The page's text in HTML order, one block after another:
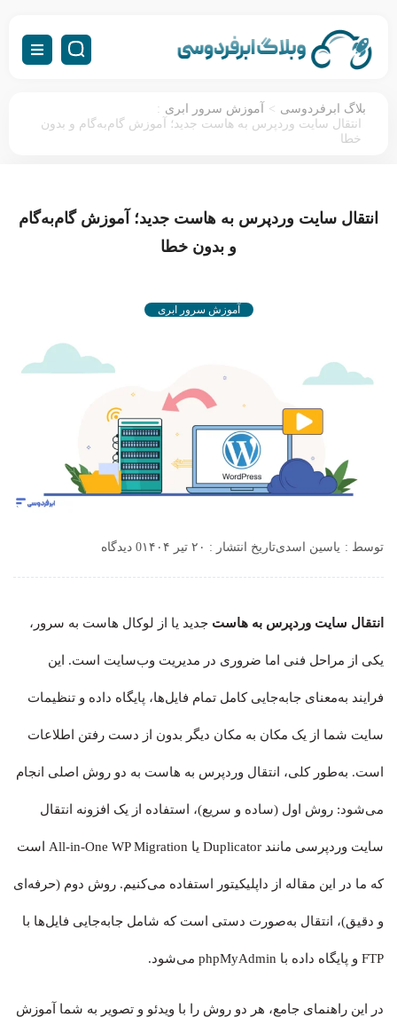
بلاگ ابرفردوسی > آموزش سرور ابری :
انتقال سایت وردپرس به هاست جدید؛ آموزش گام‌به‌گام و بدون
خطا
انتقال سایت وردپرس به هاست جدید؛ آموزش گام‌به‌گام
و بدون خطا
آموزش سرور ابری
توسط : یاسین اسدیتاریخ انتشار : ۲۰ تیر ۱۴۰۴ 0 دیدگاه
انتقال سایت وردپرس به هاست جدید یا از لوکال هاست به سرور،
یکی از مراحل فنی اما ضروری در مدیریت وب‌سایت است. این
فرایند به‌معنای جابه‌جایی کامل تمام فایل‌ها، پایگاه داده و تنظیمات
سایت شما از یک مکان به مکان دیگر بدون از دست رفتن اطلاعات
است. به‌طور کلی، انتقال وردپرس به هاست به دو روش اصلی انجام
می‌شود: روش اول (ساده و سریع)، استفاده از یک افزونه انتقال
سایت وردپرسی مانند Duplicator یا All-in-One WP Migration است
که ما در این مقاله از داپلیکیتور استفاده می‌کنیم. روش دوم (حرفه‌ای
و دقیق)، انتقال به‌صورت دستی است که شامل جابه‌جایی فایل‌ها با
FTP و پایگاه داده با phpMyAdmin می‌شود.
در این راهنمای جامع، هر دو روش را با ویدئو و تصویر به شما آموزش